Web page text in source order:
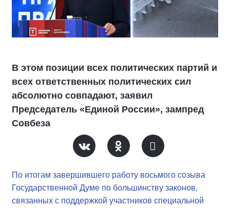
В этом позиции всех политических партий и
всех ответственных политических сил
абсолютно совпадают, заявил
Председатель «Единой России», зампред
Совбеза
По итогам завершившего работу восьмого созыва
Государственной Думе по большинству законов,
связанных с поддержкой участников специальной